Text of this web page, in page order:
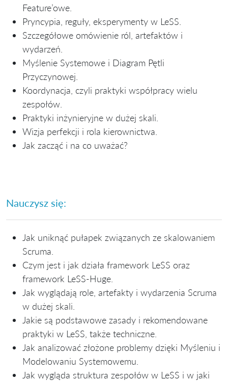
Feature’owe.
Pryncypia, reguły, eksperymenty w LeSS.
Szczegółowe omówienie ról, artefaktów i
wydarzeń.
Myślenie Systemowe i Diagram Pętli
Przyczynowej.
Koordynacja, czyli praktyki współpracy wielu
zespołów.
Praktyki inżynieryjne w dużej skali.
Wizja perfekcji i rola kierownictwa.
Jak zacząć i na co uważać?
Nauczysz się:
Jak uniknąć pułapek związanych ze skalowaniem
Scruma.
Czym jest i jak działa framework LeSS oraz
framework LeSS-Huge.
Jak wyglądają role, artefakty i wydarzenia Scruma
w dużej skali.
Jakie są podstawowe zasady i rekomendowane
praktyki w LeSS, także techniczne.
Jak analizować złożone problemy dzięki Myśleniu i
Modelowaniu Systemowemu.
Jak wygląda struktura zespołów w LeSS i w jaki